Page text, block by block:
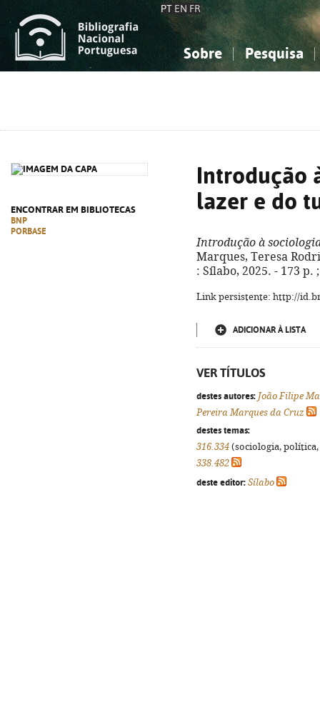
PT EN FR
Sobre Pesquisa
ENCONTRAR EM BIBLIOTECAS
BNP
PORBASE
Introdução
lazer e do
Introdução à
Marques, Teresa
: Sílabo, 2025. - 173 p.
Link persistente: http://
ADICIONAR À LISTA
VER TÍTULOS
destes autores: João Filipe
Pereira Marques da Cruz
destes temas:
316.334 (sociologia,
338.482
deste editor: Sílabo